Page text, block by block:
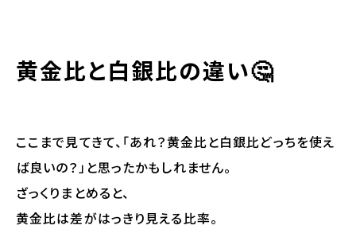
黄金比と白銀比の違い🤔
ここまで見てきて、「あれ？黄金比と白銀比どっちを使え
ば良いの？」と思ったかもしれません。
ざっくりまとめると、
黄金比は差がはっきり見える比率。